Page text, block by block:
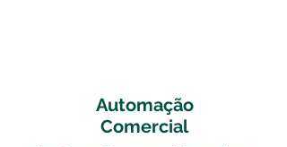
Automação
Comercial